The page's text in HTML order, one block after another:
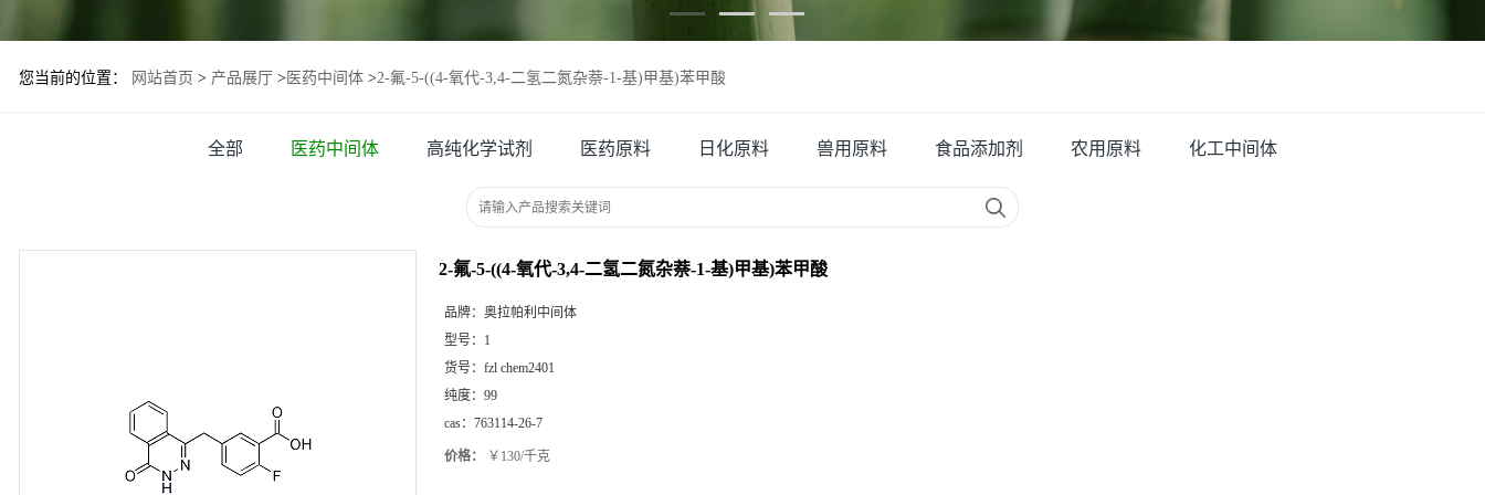
您当前的位置： 网站首页 > 产品展厅 > 医药中间体 >2-氟-5-((4-氧代-3,4-二氢二氮杂萘-1-基)甲基)苯甲酸
全部 医药中间体 高纯化学试剂 医药原料 日化原料 兽用原料 食品添加剂 农用原料 化工中间体
2-氟-5-((4-氧代-3,4-二氢二氮杂萘-1-基)甲基)苯甲酸
品牌： 奥拉帕利中间体
型号： 1
货号： fzl chem2401
纯度： 99
cas： 763114-26-7
价格： ￥130/千克